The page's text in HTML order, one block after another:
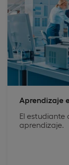
Aprendizaje
El estudiante
aprendizaje.